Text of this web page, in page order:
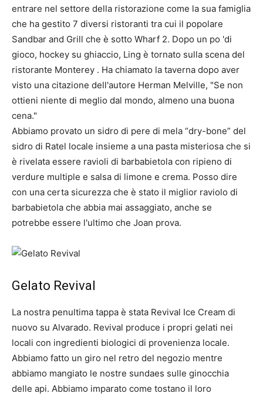
entrare nel settore della ristorazione come la sua famiglia
che ha gestito 7 diversi ristoranti tra cui il popolare
Sandbar and Grill che è sotto Wharf 2. Dopo un po 'di
gioco, hockey su ghiaccio, Ling è tornato sulla scena del
ristorante Monterey . Ha chiamato la taverna dopo aver
visto una citazione dell'autore Herman Melville, "Se non
ottieni niente di meglio dal mondo, almeno una buona
cena."
Abbiamo provato un sidro di pere di mela “dry-bone” del
sidro di Ratel locale insieme a una pasta misteriosa che si
è rivelata essere ravioli di barbabietola con ripieno di
verdure multiple e salsa di limone e crema. Posso dire
con una certa sicurezza che è stato il miglior raviolo di
barbabietola che abbia mai assaggiato, anche se
potrebbe essere l'ultimo che Joan prova.
Gelato Revival
La nostra penultima tappa è stata Revival Ice Cream di
nuovo su Alvarado. Revival produce i propri gelati nei
locali con ingredienti biologici di provenienza locale.
Abbiamo fatto un giro nel retro del negozio mentre
abbiamo mangiato le nostre sundaes sulle ginocchia
delle api. Abbiamo imparato come tostano il loro